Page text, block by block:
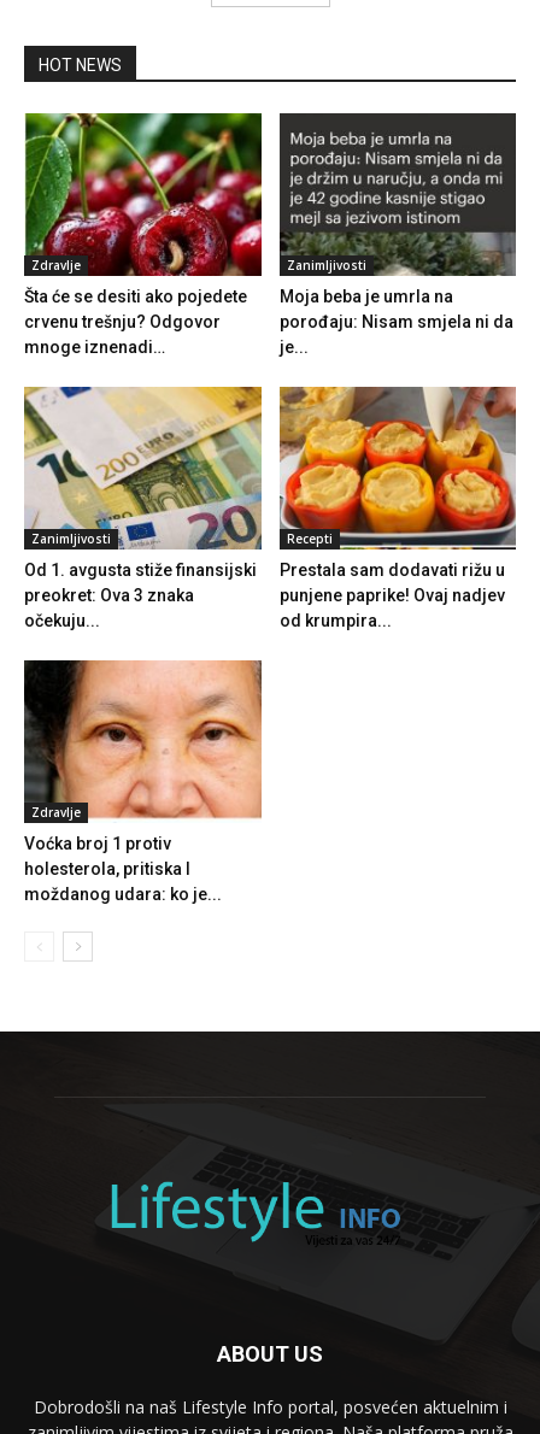
HOT NEWS
Zdravlje
Šta će se desiti ako pojedete
crvenu trešnju? Odgovor
mnoge iznenadi…
Zanimljivosti
Moja beba je umrla na
porođaju: Nisam smjela ni da
je...
Zanimljivosti
Od 1. avgusta stiže finansijski
preokret: Ova 3 znaka
očekuju...
Recepti
Prestala sam dodavati rižu u
punjene paprike! Ovaj nadjev
od krumpira...
Zdravlje
Voćka broj 1 protiv
holesterola, pritiska I
moždanog udara: ko je...
ABOUT US
Dobrodošli na naš Lifestyle Info portal, posvećen aktuelnim i